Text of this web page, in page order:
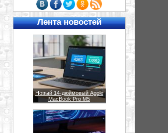
Лента новостей
Новый 14-дюймовый Apple
MacBook Pro M5